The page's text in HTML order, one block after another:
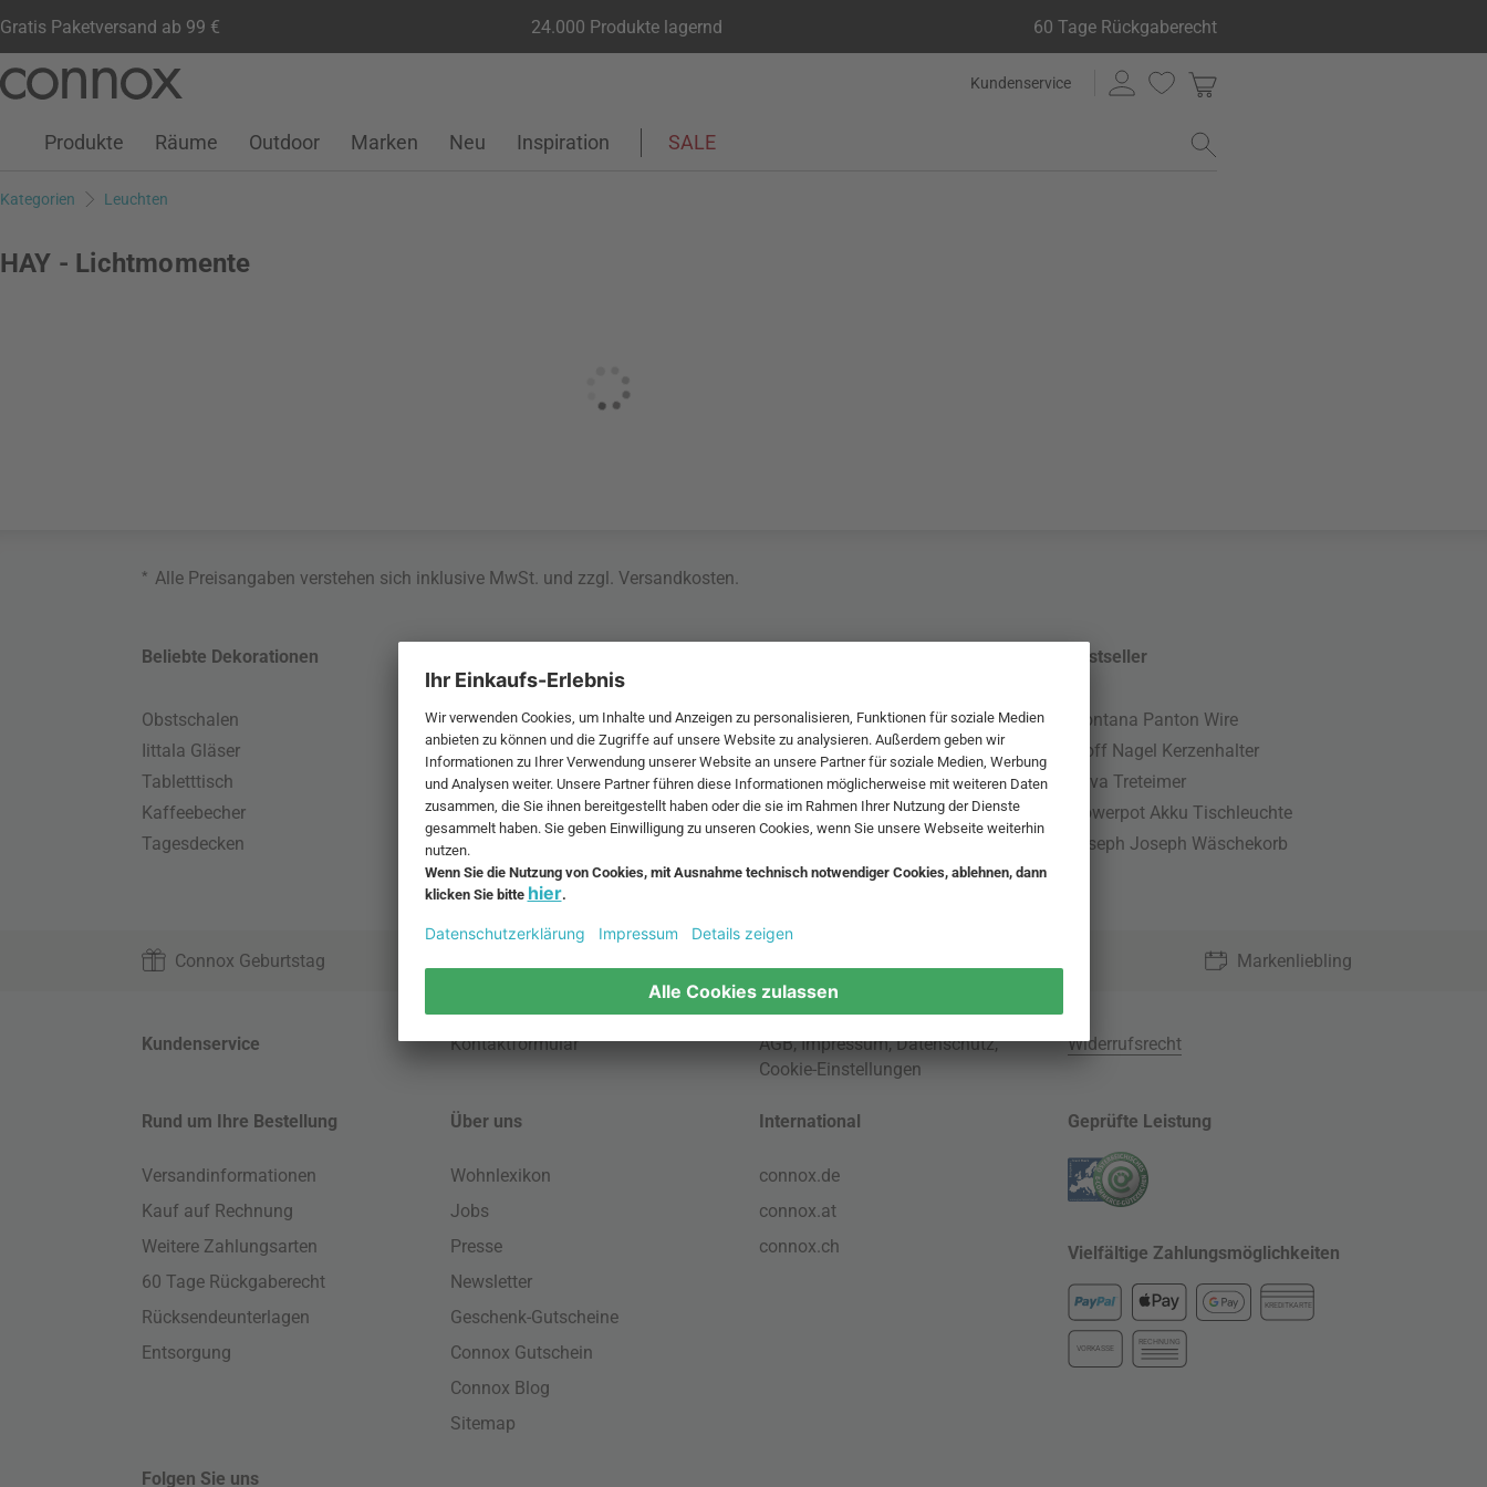
Gratis Paketversand ab 99 € 24.000 Produkte lagernd 60 Tage Rückgaberecht
Seiteninhalt
Suchfeld
Kundenservice
Kundenkonto
Wunschliste
Warenkorb
Produkte Räume Outdoor Marken Neu Inspiration SALE
Kategorien Leuchten
HAY - Lichtmomente
* Alle Preisangaben verstehen sich inklusive MwSt. und zzgl.Versandkosten.
Beliebte Dekorationen
Obstschalen
Iittala Gläser
Tabletttisch
Kaffeebecher
Tagesdecken
Skandinavische Möbel
Gartenmöbel
Büromöbel
Schlafsofa
Wandregale
HAY Stuhl
Pendellampe für Außen
Muuto Lampen
Kabellose Tischleuchten
Dänische Lampen
Bestseller
Montana Panton Wire
Stoff Nagel Kerzenhalter
Nova Treteimer
Flowerpot Akku Tischleuchte
Joseph Joseph Wäschekorb
Connox Geburtstag Markenliebling
Kundenservice Kontaktformular AGB,Impressum,Datenschutz,
Cookie-Einstellungen
Widerrufsrecht
Rund um Ihre Bestellung
Versandinformationen
Kauf auf Rechnung
Weitere Zahlungsarten
60 Tage Rückgaberecht
Rücksendeunterlagen
Entsorgung
Über uns
Wohnlexikon
Jobs
Presse
Newsletter
Geschenk-Gutscheine
Connox Gutschein
Connox Blog
Sitemap
International
connox.de
connox.at
connox.ch
Geprüfte Leistung
Vielfältige Zahlungsmöglichkeiten
KREDITKARTE
VORKASSE
RECHNUNG
Folgen Sie uns